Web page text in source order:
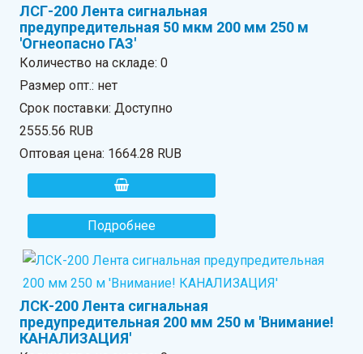
ЛСГ-200 Лента сигнальная
предупредительная 50 мкм 200 мм 250 м
'Огнеопасно ГАЗ'
Количество на складе:0
Размер опт.: нет
Срок поставки: Доступно
2555.56 RUB
Оптовая цена: 1664.28 RUB
Подробнее
ЛСК-200 Лента сигнальная
предупредительная 200 мм 250 м 'Внимание!
КАНАЛИЗАЦИЯ'